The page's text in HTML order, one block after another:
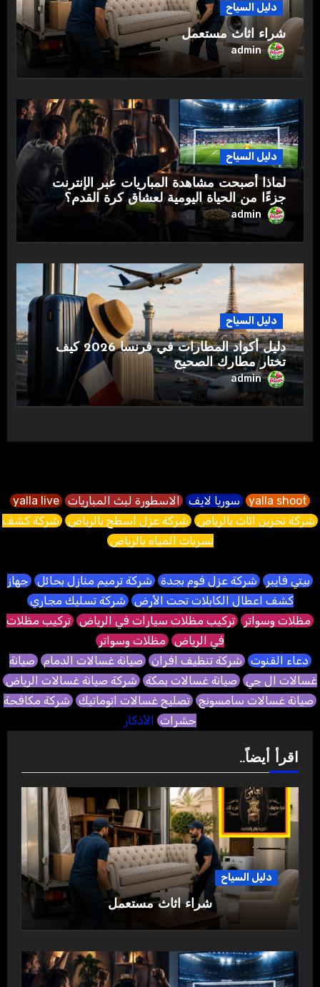
دليل السياح
شراء اثاث مستعمل
admin
دليل السياح
لماذا أصبحت مشاهدة المباريات عبر الإنترنت
جزءًا من الحياة اليومية لعشاق كرة القدم؟
admin
دليل السياح
دليل أكواد المطارات في فرنسا 2026 كيف
تختار مطارك الصحيح
admin
yalla shoot سوريا لايف الاسطورة لبث المباريات yalla live
شركة تخزين اثاث بالرياض شركة عزل اسطح بالرياض شركة كشف
تسربات المياه بالرياض
بيتي فايبر شركة عزل فوم بجدة شركة ترميم منازل بحائل جهاز
كشف اعطال الكابلات تحت الأرض شركة تسليك مجاري
مظلات وسواتر تركيب مظلات سيارات في الرياض تركيب مظلات
في الرياض مظلات وسواتر
دعاء القنوت شركة تنظيف افران صيانة غسالات الدمام صيانة
غسالات ال جي صيانة غسالات بمكة شركة صيانة غسالات الرياض
صيانة غسالات سامسونج تصليح غسالات اتوماتيك شركة مكافحة
حشرات الأذكار
اقرأ أيضاً..
دليل السياح
شراء اثاث مستعمل